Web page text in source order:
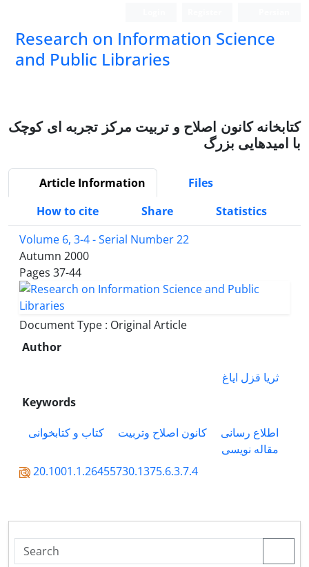
Research on Information Science
and Public Libraries
کتابخانه کانون اصلاح و تربیت مرکز تجربه ای کوچک
با امیدهایی بزرگ
Article Information
Files
How to cite
Share
Statistics
Volume 6, 3-4 - Serial Number 22
Autumn 2000
Pages 37-44
Document Type : Original Article
Author
ثریا قزل ایاغ
Keywords
اطلاع رسانی
کانون اصلاح وتربیت
کتاب و کتابخوانی
مقاله نویسی
20.1001.1.26455730.1375.6.3.7.4